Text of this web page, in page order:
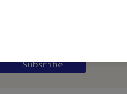
Subscribe